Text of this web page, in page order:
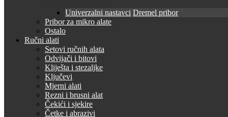
Univerzalni nastavci Dremel pribor
Pribor za mikro alate
Ostalo
Ručni alati
Setovi ručnih alata
Odvijači i bitovi
Kliješta i stezaljke
Ključevi
Mjerni alati
Rezni i brusni alat
Čekići i sjekire
Četke i abrazivi